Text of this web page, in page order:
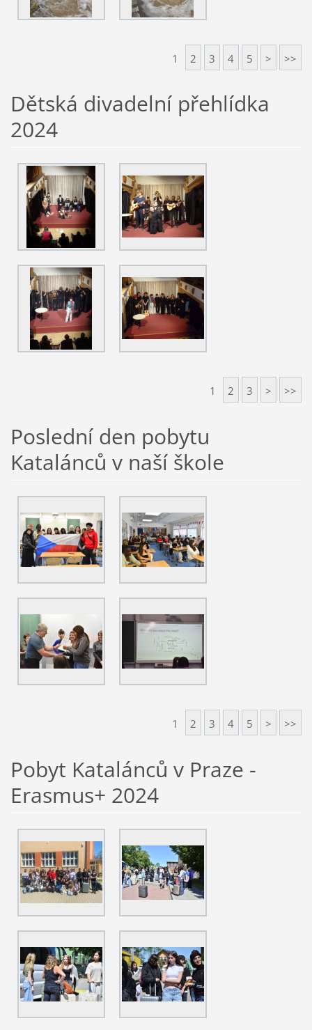
1 2 3 4 5 > >>
Dětská divadelní přehlídka
2024
1 2 3 > >>
Poslední den pobytu
Katalánců v naší škole
1 2 3 4 5 > >>
Pobyt Katalánců v Praze -
Erasmus+ 2024